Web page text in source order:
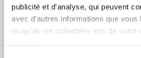
publicité et d'analyse, qui peuvent
avec d'autres informations que vous
ou qu'ils ont collectées lors de votre
Adresse email